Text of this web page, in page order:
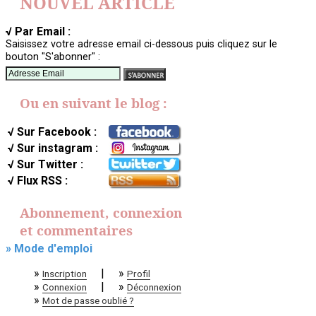
√ Par Email :
Saisissez votre adresse email ci-dessous puis cliquez sur le
bouton "S'abonner" :
Ou en suivant le blog :
√ Sur Facebook :
√ Sur instagram :
√ Sur Twitter :
√ Flux RSS :
Abonnement, connexion
et commentaires
» Mode d'emploi
» Inscription | » Profil
» Connexion | » Déconnexion
» Mot de passe oublié ?